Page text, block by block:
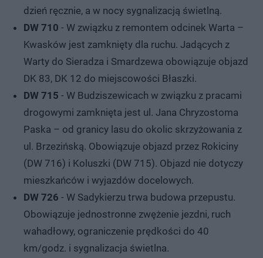
dzień ręcznie, a w nocy sygnalizacją świetlną.
DW 710 - W związku z remontem odcinek Warta –
Kwasków jest zamknięty dla ruchu. Jadących z
Warty do Sieradza i Smardzewa obowiązuje objazd
DK 83, DK 12 do miejscowości Błaszki.
DW 715 - W Budziszewicach w związku z pracami
drogowymi zamknięta jest ul. Jana Chryzostoma
Paska – od granicy lasu do okolic skrzyżowania z
ul. Brzezińską. Obowiązuje objazd przez Rokiciny
(DW 716) i Koluszki (DW 715). Objazd nie dotyczy
mieszkańców i wyjazdów docelowych.
DW 726 - W Sadykierzu trwa budowa przepustu.
Obowiązuje jednostronne zwężenie jezdni, ruch
wahadłowy, ograniczenie prędkości do 40
km/godz. i sygnalizacja świetlna.